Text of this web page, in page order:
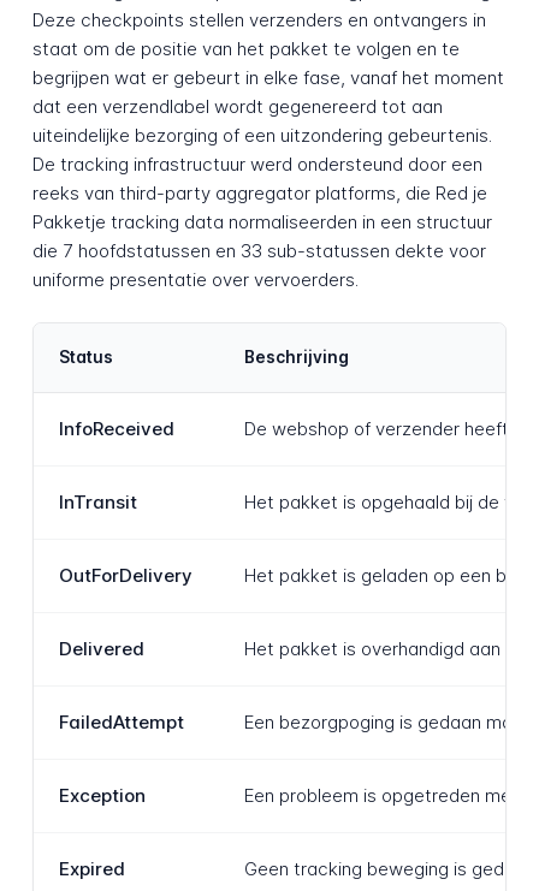
Deze checkpoints stellen verzenders en ontvangers in
staat om de positie van het pakket te volgen en te
begrijpen wat er gebeurt in elke fase, vanaf het moment
dat een verzendlabel wordt gegenereerd tot aan
uiteindelijke bezorging of een uitzondering gebeurtenis.
De tracking infrastructuur werd ondersteund door een
reeks van third-party aggregator platforms, die Red je
Pakketje tracking data normaliseerden in een structuur
die 7 hoofdstatussen en 33 sub-statussen dekte voor
uniforme presentatie over vervoerders.
Status Beschrijving
InfoReceived De webshop of verzender heeft
InTransit Het pakket is opgehaald bij de
OutForDelivery Het pakket is geladen op een
Delivered Het pakket is overhandigd aan
FailedAttempt Een bezorgpoging is gedaan
Exception Een probleem is opgetreden met
Expired Geen tracking beweging is